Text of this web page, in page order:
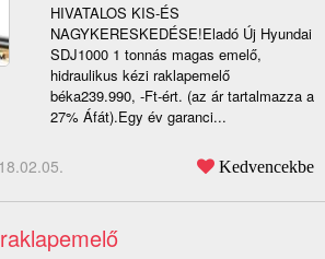
HIVATALOS KIS-ÉS
NAGYKERESKEDÉSE!Eladó Új Hyundai
SDJ1000 1 tonnás magas emelő,
hidraulikus kézi raklapemelő
béka239.990, -Ft-ért. (az ár tartalmazza a
27% Áfát).Egy év garanci...
Kedvencekbe